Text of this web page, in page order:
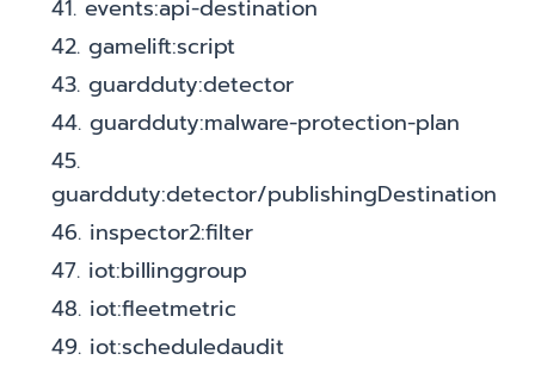
41. events:api-destination
42. gamelift:script
43. guardduty:detector
44. guardduty:malware-protection-plan
45.
guardduty:detector/publishingDestination
46. inspector2:filter
47. iot:billinggroup
48. iot:fleetmetric
49. iot:scheduledaudit